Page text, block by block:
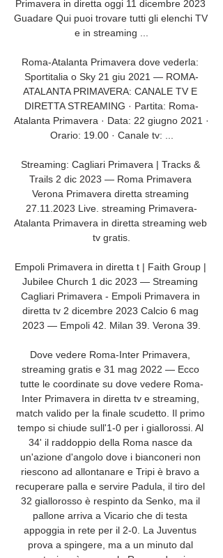
Primavera in diretta oggi 11 dicembre 2023
Guadare Qui puoi trovare tutti gli elenchi TV
e in streaming ...
Roma-Atalanta Primavera dove vederla:
Sportitalia o Sky 21 giu 2021 — ROMA-
ATALANTA PRIMAVERA: CANALE TV E
DIRETTA STREAMING · Partita: Roma-
Atalanta Primavera · Data: 22 giugno 2021 ·
Orario: 19.00 · Canale tv: ...
Streaming: Cagliari Primavera | Tracks &
Trails 2 dic 2023 — Roma Primavera
Verona Primavera diretta streaming
27.11.2023 Live. streaming Primavera-
Atalanta Primavera in diretta streaming web
tv gratis.
Empoli Primavera in diretta t | Faith Group |
Jubilee Church 1 dic 2023 — Streaming
Cagliari Primavera - Empoli Primavera in
diretta tv 2 dicembre 2023 Calcio 6 mag
2023 — Empoli 42. Milan 39. Verona 39.
Dove vedere Roma-Inter Primavera,
streaming gratis e 31 mag 2022 — Ecco
tutte le coordinate su dove vedere Roma-
Inter Primavera in diretta tv e streaming,
match valido per la finale scudetto. Il primo
tempo si chiude sull'1-0 per i giallorossi. Al
34' il raddoppio della Roma nasce da
un'azione d'angolo dove i bianconeri non
riescono ad allontanare e Tripi è bravo a
recuperare palla e servire Padula, il tiro del
32 giallorosso è respinto da Senko, ma il
pallone arriva a Vicario che di testa
appoggia in rete per il 2-0. La Juventus
prova a spingere, ma a un minuto dal